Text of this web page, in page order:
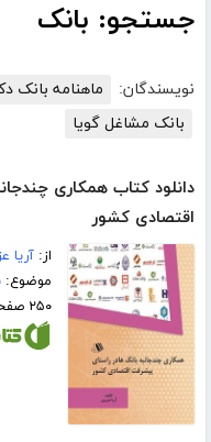
جستجو: بانک
نویسندگان: ماهنامه بانک
بانک مشاغل گویا
دانلود کتاب همکاری
اقتصادی کشور
از:آریا
موضوع:
۲۵۰ صفحه